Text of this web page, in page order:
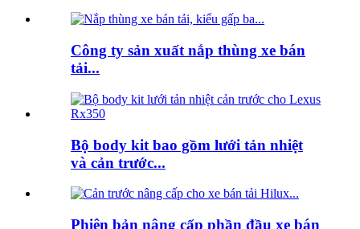
Công ty sản xuất nắp thùng xe bán
tải...
Bộ body kit bao gồm lưới tản nhiệt
và cản trước...
Phiên bản nâng cấp phần đầu xe bán